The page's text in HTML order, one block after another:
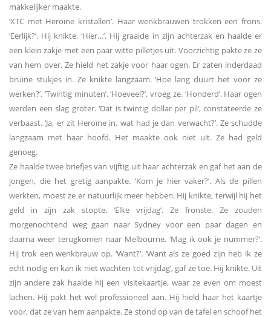
makkelijker maakte.
‘XTC met Heroïne kristallen’. Haar wenkbrauwen trokken een frons.
‘Eerlijk?’. Hij knikte. ‘Hier…’. Hij graaide in zijn achterzak en haalde er
een klein zakje met een paar witte pilletjes uit. Voorzichtig pakte ze ze
van hem over. Ze hield het zakje voor haar ogen. Er zaten inderdaad
bruine stukjes in. Ze knikte langzaam. ‘Hoe lang duurt het voor ze
werken?’. ‘Twintig minuten’. ‘Hoeveel?’, vroeg ze. ‘Honderd’. Haar ogen
werden een slag groter. ‘Dat is twintig dollar per pil’, constateerde ze
verbaast. ‘Ja, er zit Heroïne in, wat had je dan verwacht?’. Ze schudde
langzaam met haar hoofd. Het maakte ook niet uit. Ze had geld
genoeg.
Ze haalde twee briefjes van vijftig uit haar achterzak en gaf het aan de
jongen, die het gretig aanpakte. ‘Kom je hier vaker?’. Als de pillen
werkten, moest ze er natuurlijk meer hebben. Hij knikte, terwijl hij het
geld in zijn zak stopte. ‘Elke vrijdag’. Ze fronste. Ze zouden
morgenochtend weg gaan naar Sydney voor een paar dagen en
daarna weer terugkomen naar Melbourne. ‘Mag ik ook je nummer?’.
Hij trok een wenkbrauw op. ‘Want?’. ‘Want als ze goed zijn heb ik ze
echt nodig en kan ik niet wachten tot vrijdag’, gaf ze toe. Hij knikte. Uit
zijn andere zak haalde hij een visitekaartje, waar ze even om moest
lachen. Hij pakt het wel professioneel aan. Hij hield haar het kaartje
voor, dat ze van hem aanpakte. Ze stond op van de tafel en schoof het